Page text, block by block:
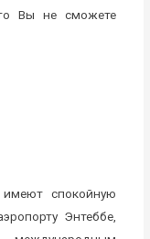
Вы не сможете
спокойную
Энтеббе,